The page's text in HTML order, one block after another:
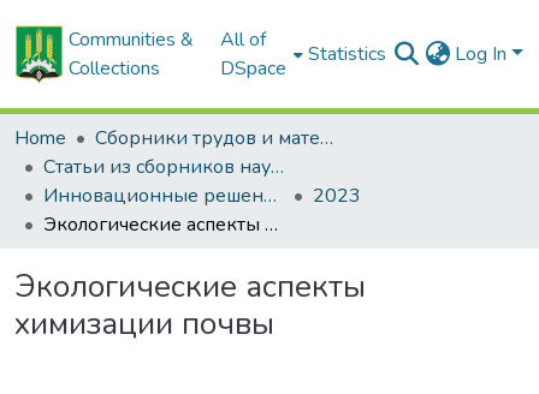
Communities &
Collections
All of
DSpace
Statistics Log In
Home
Сборники трудов и материалов конференций
Статьи из сборников научных трудов
Инновационные решения в технологиях и механизации сельскохозяйственного производства
2023
Экологические аспекты химизации почвы
Экологические аспекты
химизации почвы